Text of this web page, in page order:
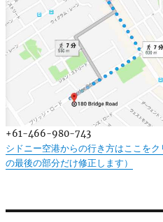
+61-466-980-743
シドニー空港からの行き方はここを
の最後の部分だけ修正します）